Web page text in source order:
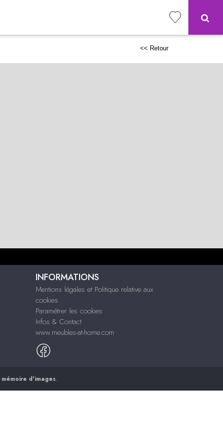
<< Retour
INFORMATIONS
Mentions légales et Politique relative aux
cookies
Paramétrer les cookies
Infos & Contact
www.meubles-at-home.com
mémoire d'images.